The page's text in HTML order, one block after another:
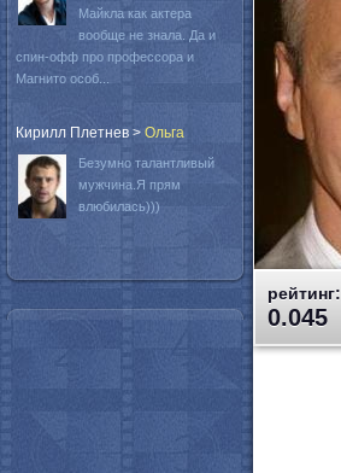
рейтинг:
0.045
Майкла как актера
вообще не знала. Да и
спин-офф про профессора и
Магнито особ...
Кирилл Плетнев > Oльга
Безумно талантливый
мужчина.Я прям
влюбилась)))